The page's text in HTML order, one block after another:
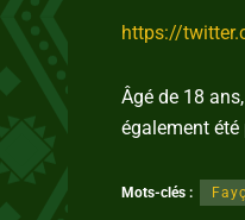
https://
Âgé de 18
également été
Mots-clés :